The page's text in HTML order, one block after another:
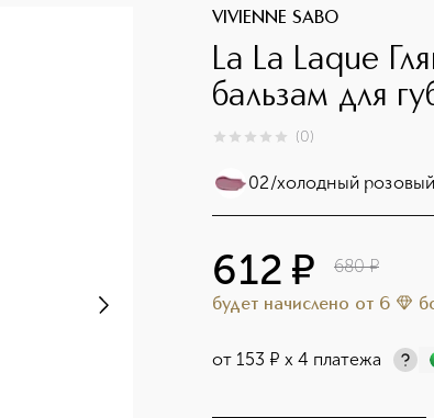
VIVIENNE SABO
La La Laque
бальзам для
0из 0 (0)
02/холодный розовый
612 ¤ 680 ¤
будет начислено от 6
от 153 ¤ х 4 платежа